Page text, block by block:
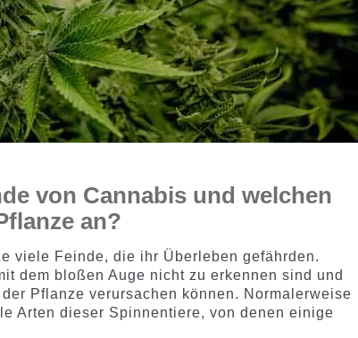
von Cannabis und welchen
an?
viele Feinde, die ihr Überleben gefährden.
dem bloßen Auge nicht zu erkennen sind und
Pflanze verursachen können. Normalerweise
Arten dieser Spinnentiere, von denen einige